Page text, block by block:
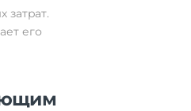
затрат.
его